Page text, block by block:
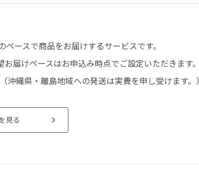
ースで商品をお届けするサービスです。
届けペースはお申込み時点でご設定いただきます。
沖縄県・離島地域への発送は実費を申し受けます。）
見る